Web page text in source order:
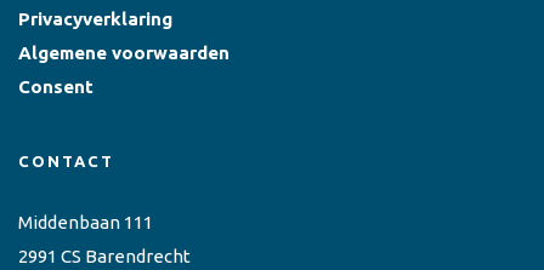
Privacyverklaring
Algemene voorwaarden
Consent
CONTACT
Middenbaan 111
2991 CS Barendrecht